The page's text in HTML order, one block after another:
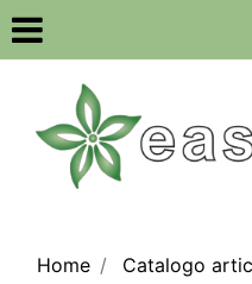
Open
Home Catalogo